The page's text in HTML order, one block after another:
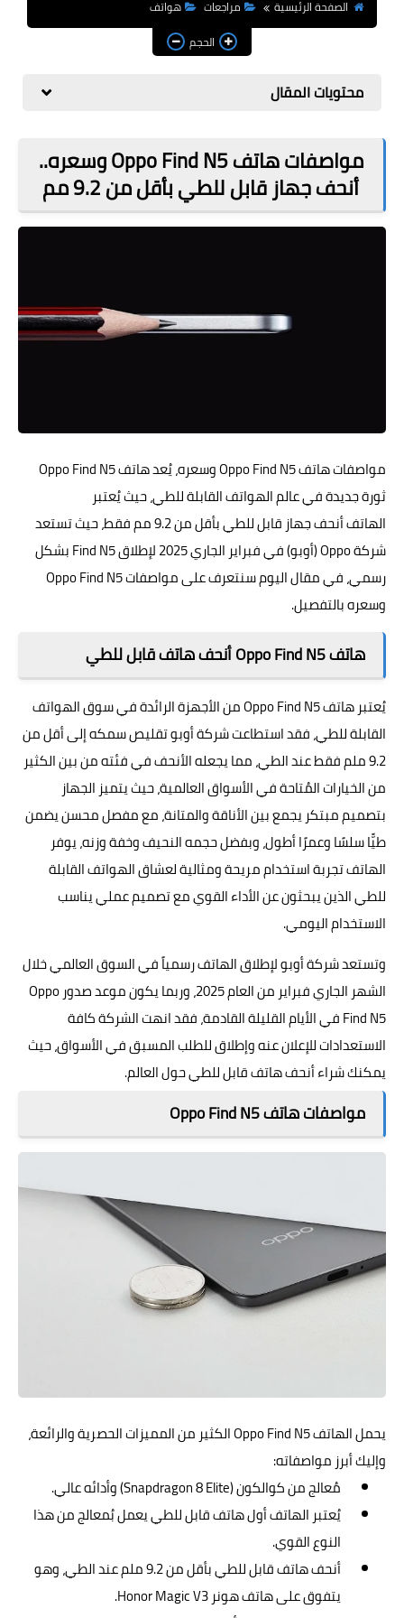
العاب
ذكاء اصطناعي
الصفحة الرئيسية
مراجعات
هواتف
الحجم
محتويات المقال
مواصفات هاتف Oppo Find N5 وسعره..
أنحف جهاز قابل للطي بأقل من 9.2 مم
مواصفات هاتف Oppo Find N5 وسعره، يُعد هاتف Oppo Find N5
ثورة جديدة في عالم الهواتف القابلة للطي، حيث يُعتبر
الهاتف أنحف جهاز قابل للطي بأقل من 9.2 مم فقط، حيث تستعد
شركة Oppo (أوبو) في فبراير الجاري 2025 لإطلاق Find N5 بشكل
رسمي، في مقال اليوم سنتعرف على مواصفات Oppo Find N5
وسعره بالتفصيل.
هاتف Oppo Find N5 أنحف هاتف قابل للطي
يُعتبر هاتف Oppo Find N5 من الأجهزة الرائدة في سوق الهواتف
القابلة للطي، فقد استطاعت شركة أوبو تقليص سمكه إلى أقل من
9.2 ملم فقط عند الطي، مما يجعله الأنحف في فئته من بين الكثير
من الخيارات المُتاحة في الأسواق العالمية، حيث يتميز الجهاز
بتصميم مبتكر يجمع بين الأناقة والمتانة، مع مفصل محسن يضمن
طيًّا سلسًا وعمرًا أطول، وبفضل حجمه النحيف وخفة وزنه، يوفر
الهاتف تجربة استخدام مريحة ومثالية لعشاق الهواتف القابلة
للطي الذين يبحثون عن الأداء القوي مع تصميم عملي يناسب
الاستخدام اليومي.
وتستعد شركة أوبو لإطلاق الهاتف رسمياً في السوق العالمي خلال
الشهر الجاري فبراير من العام 2025، وربما يكون موعد صدور Oppo
Find N5 في الأيام القليلة القادمة، فقد انهت الشركة كافة
الاستعدادات للإعلان عنه وإطلاق للطلب المسبق في الأسواق، حيث
يمكنك شراء أنحف هاتف قابل للطي حول العالم.
مواصفات هاتف Oppo Find N5
يحمل الهاتف Oppo Find N5 الكثير من المميزات الحصرية والرائعة،
وإليك أبرز مواصفاته:
مُعالج من كوالكون (Snapdragon 8 Elite) وأدائه عالي.
يُعتبر الهاتف أول هاتف قابل للطي يعمل بُمعالج من هذا
النوع القوي.
أنحف هاتف قابل للطي بأقل من 9.2 ملم عند الطي، وهو
يتفوق على هاتف هونر Honor Magic V3.